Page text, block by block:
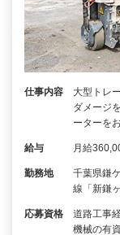
仕事内容
大型トレ
ダメージ
ーターを
給与 月給
勤務地
千葉県鎌
線「新鎌
応募資格
道路工事
機械の有